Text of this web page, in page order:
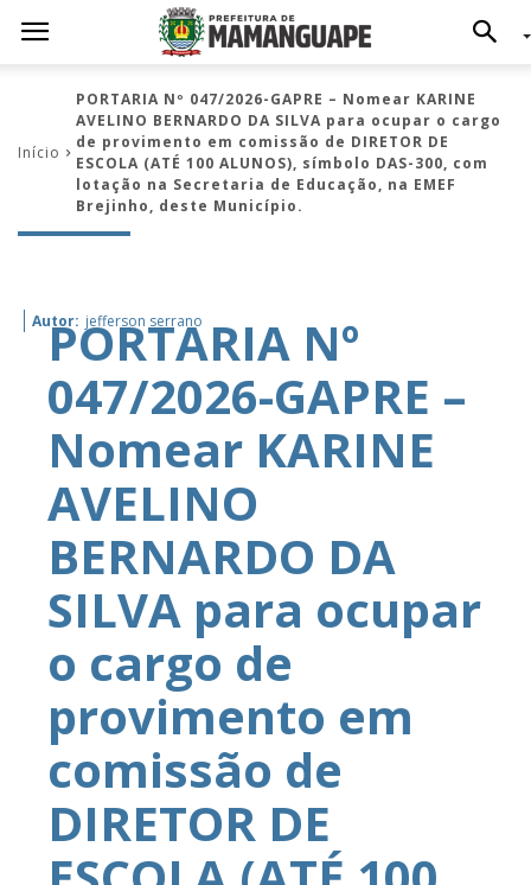
Início
PORTARIA Nº 047/2026-GAPRE – Nomear KARINE
AVELINO BERNARDO DA SILVA para ocupar o cargo
de provimento em comissão de DIRETOR DE
ESCOLA (ATÉ 100 ALUNOS), símbolo DAS-300, com
lotação na Secretaria de Educação, na EMEF
Brejinho, deste Município.
Autor: jefferson serrano
PORTARIA Nº
047/2026-GAPRE –
Nomear KARINE
AVELINO
BERNARDO DA
SILVA para ocupar
o cargo de
provimento em
comissão de
DIRETOR DE